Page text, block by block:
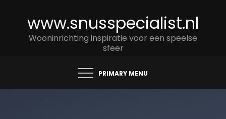
www.snusspecialist.nl
Wooninrichting inspiratie voor een speelse
sfeer
PRIMARY MENU